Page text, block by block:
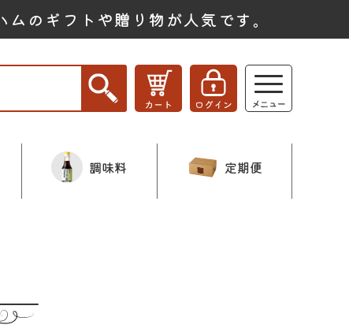
のギフトや贈り物が人気です。
調味料 定期便